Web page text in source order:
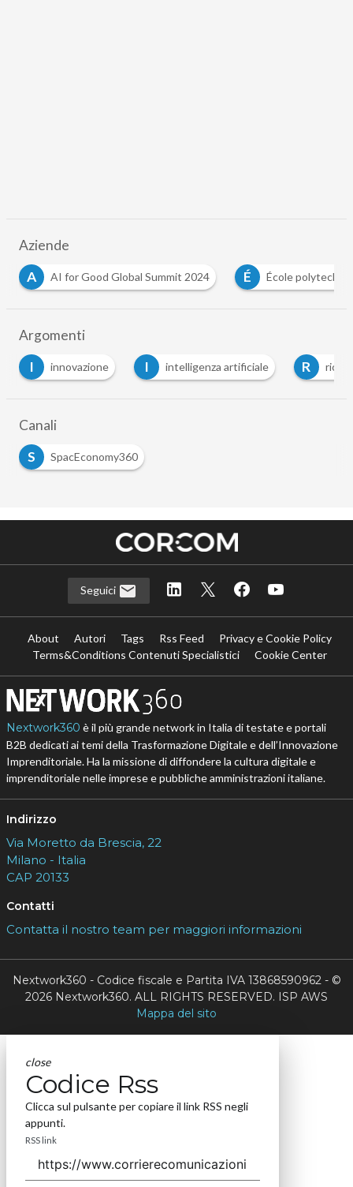
Aziende
É
École polytechnique fédérale de Lausanne (Epfl) H
Argomenti
I
intelligenza artificiale R ricerca spaziale T
Canali
S
SpacEconomy360
Seguici
About Autori Tags Rss Feed
Privacy e Cookie Policy
Terms&Conditions Contenuti Specialistici
Cookie Center
Nextwork360 è il più grande network in Italia di testate e portali
B2B dedicati ai temi della Trasformazione Digitale e dell’Innovazione
Imprenditoriale. Ha la missione di diffondere la cultura digitale e
imprenditoriale nelle imprese e pubbliche amministrazioni italiane.
Indirizzo
Via Moretto da Brescia, 22
Milano - Italia
CAP 20133
Contatti
Contatta il nostro team per maggiori informazioni
Nextwork360 - Codice fiscale e Partita IVA 13868590962 - ©
2026 Nextwork360. ALL RIGHTS RESERVED. ISP AWS
Mappa del sito
close
Codice Rss
Clicca sul pulsante per copiare il link RSS negli
appunti.
RSS link